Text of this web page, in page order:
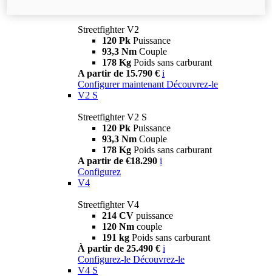
Streetfighter V2
120 Pk Puissance
93,3 Nm Couple
178 Kg Poids sans carburant
A partir de 15.790 € i
Configurer maintenant Découvrez-le
V2 S
Streetfighter V2 S
120 Pk Puissance
93,3 Nm Couple
178 Kg Poids sans carburant
A partir de €18.290 i
Configurez
V4
Streetfighter V4
214 CV puissance
120 Nm couple
191 kg Poids sans carburant
À partir de 25.490 € i
Configurez-le Découvrez-le
V4 S